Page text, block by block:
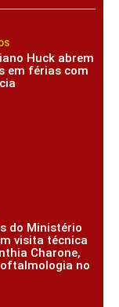
Huck abrem
em férias com
do Ministério
visita técnica
Charone,
no